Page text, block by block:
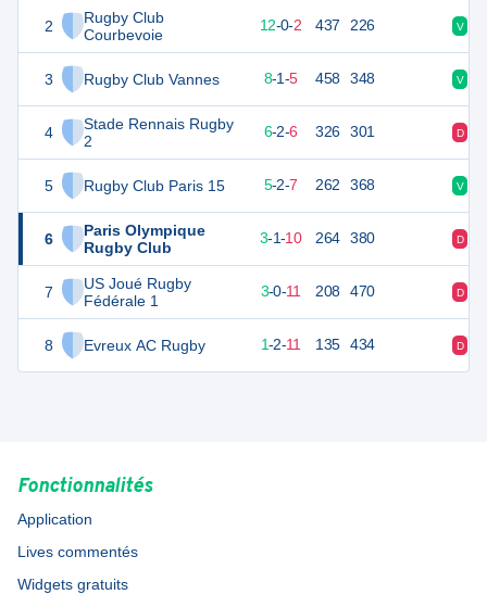
2
Rugby Club
Courbevoie
3 Rugby Club Vannes
4
Stade Rennais Rugby
2
5 Rugby Club Paris 15
6
Paris Olympique
Rugby Club
7
US Joué Rugby
Fédérale 1
8 Evreux AC Rugby
12-0-2 437 226 V
41 8-1-5 458 348 V
34 14 6-2-6 326 301 D
28 5-2-7 262 368 V
18 3-1-10 264 380 D
3-0-11 208 470 D
11 1-2-11 135 434 D
Fonctionnalités
Application
Lives commentés
Widgets gratuits